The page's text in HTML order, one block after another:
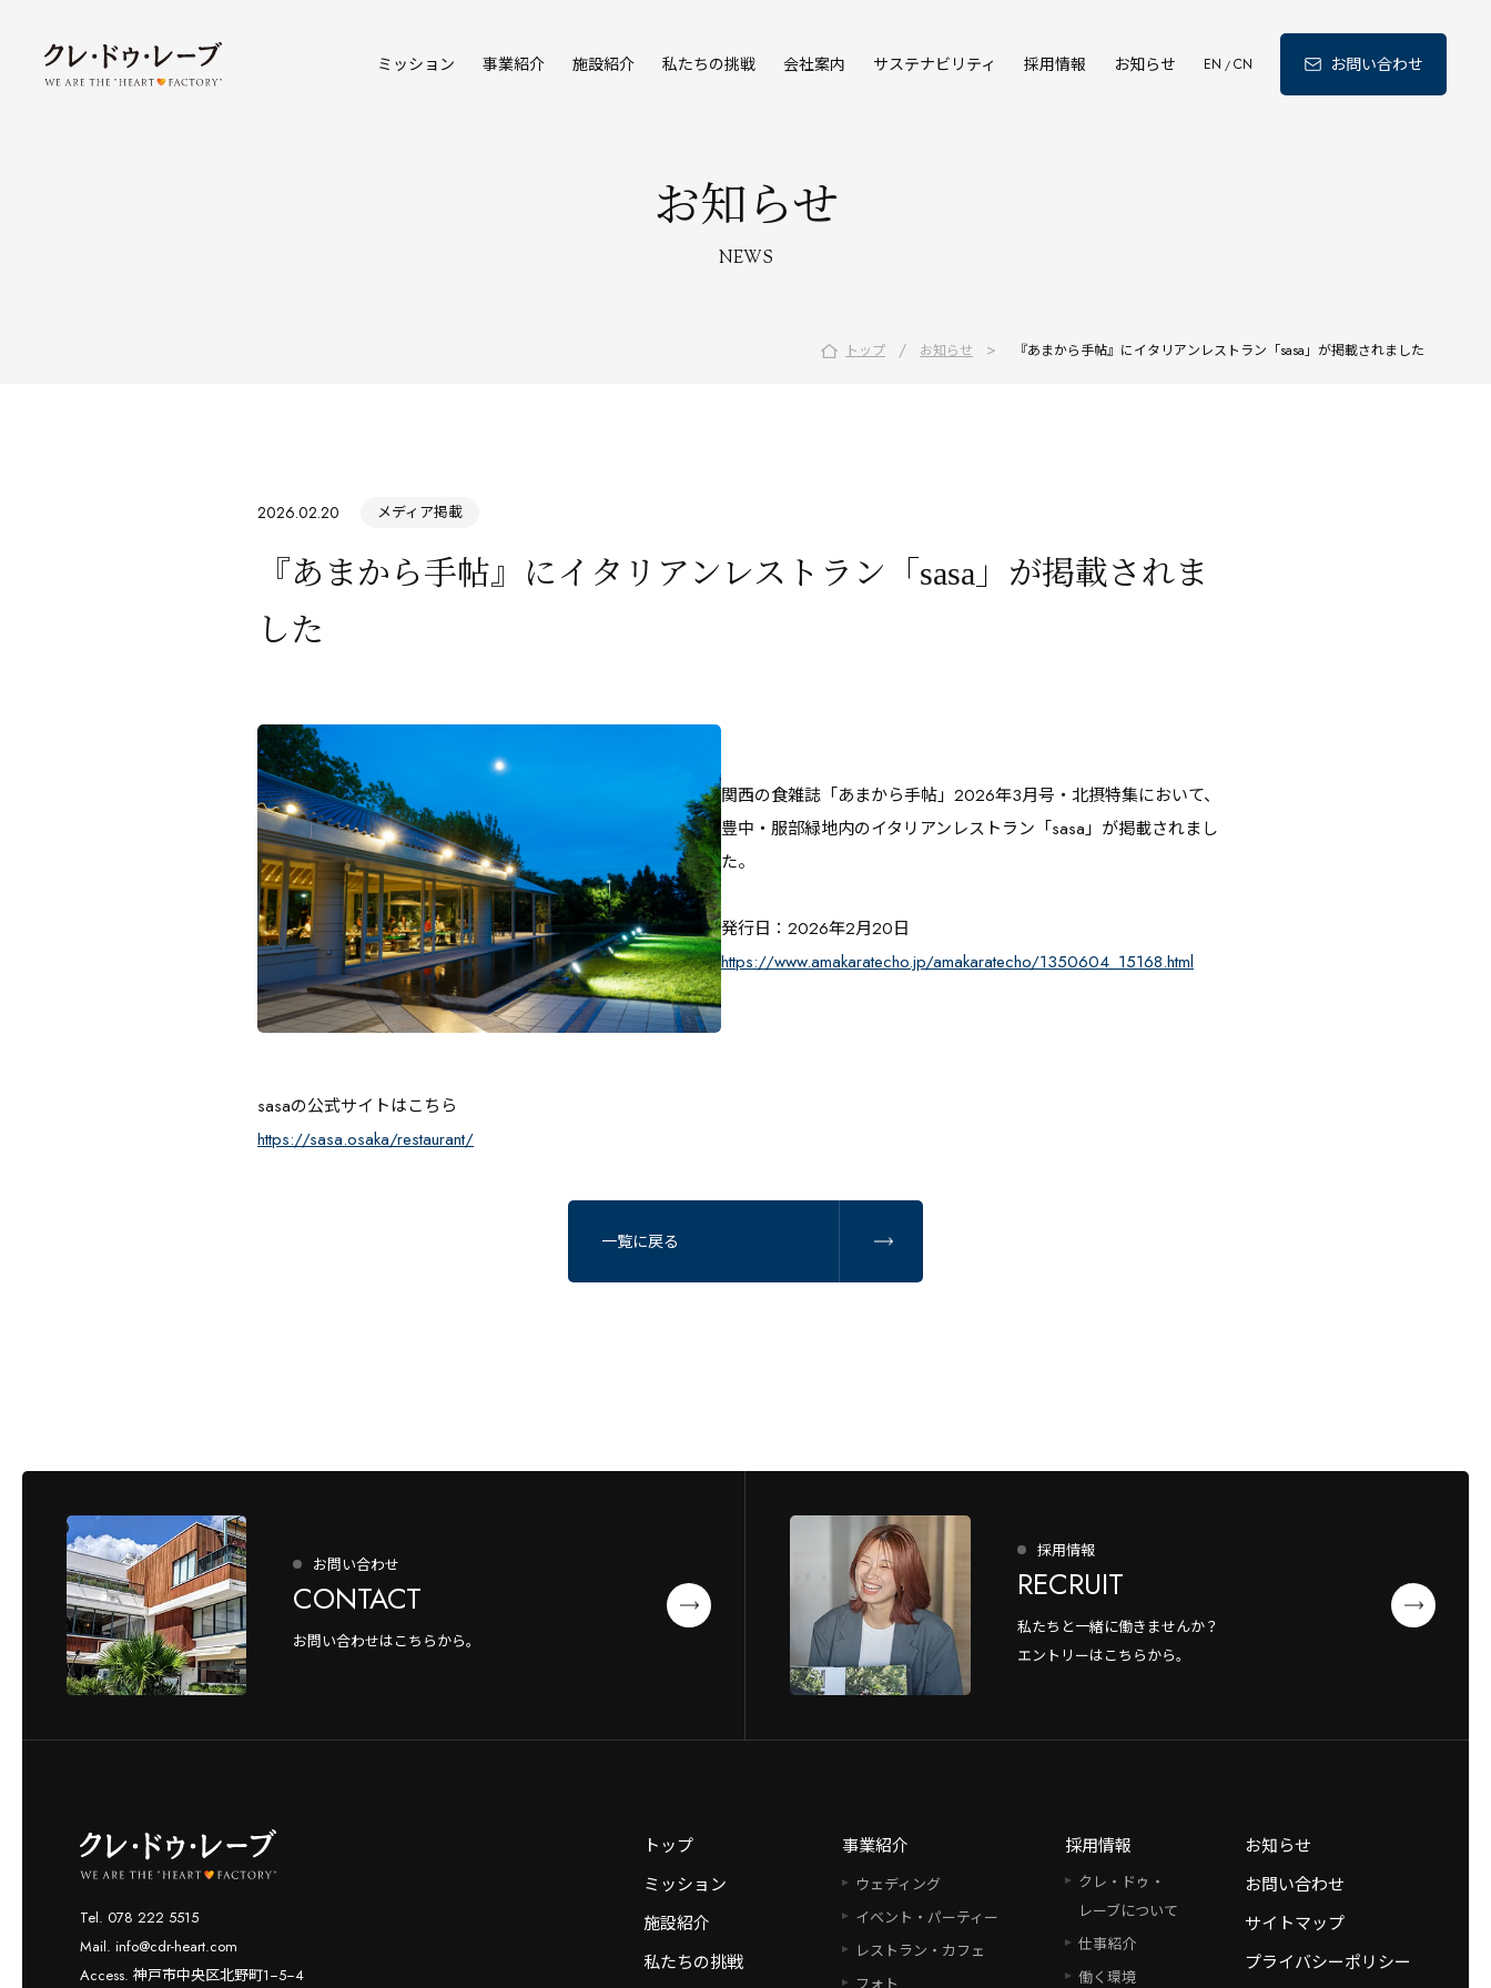
ミッション 事業紹介 施設紹介 私たちの挑戦 会社案内 サステナビリティ 採用情報 お知らせ EN / CN お問い合わせ
お知らせ
NEWS
トップ / お知らせ > 『あまから手帖』にイタリアンレストラン「sasa」が掲載されました
2026.02.20 メディア掲載
『あまから手帖』にイタリアンレストラン「sasa」が掲載されま
した
関西の食雑誌「あまから手帖」2026年3月号・北摂特集において、
豊中・服部緑地内のイタリアンレストラン「sasa」が掲載されまし
た。
発行日：2026年2月20日
https://www.amakaratecho.jp/amakaratecho/1350604_15168.html
sasaの公式サイトはこちら
https://sasa.osaka/restaurant/
一覧に戻る
お問い合わせ
CONTACT
お問い合わせはこちらから。
採用情報
RECRUIT
私たちと一緒に働きませんか？
エントリーはこちらから。
Tel. 078 222 5515
Mail. info@cdr-heart.com
Access. 神戸市中央区北野町1−5−4
トップ
ミッション
施設紹介
私たちの挑戦
事業紹介
ウェディング
イベント・パーティー
レストラン・カフェ
採用情報
クレ・ドゥ・
レーブについて
仕事紹介
働く環境
お知らせ
お問い合わせ
サイトマップ
プライバシーポリシー